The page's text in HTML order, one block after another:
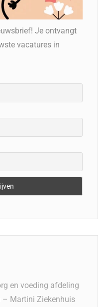
Je ontvangt
vacatures in
en voeding afdeling
– Martini Ziekenhuis